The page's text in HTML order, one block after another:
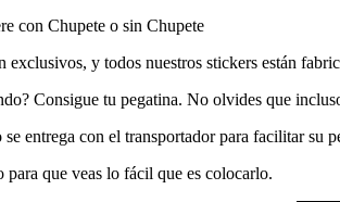
con Chupete o sin Chupete
exclusivos, y todos nuestros stickers están
Consigue tu pegatina. No olvides que
entrega con el transportador para facilitar su
para que veas lo fácil que es colocarlo.